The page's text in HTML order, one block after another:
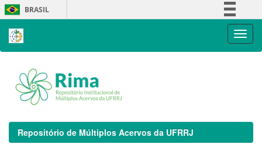
Skip
navigation
BRASIL
Repositório de Múltiplos Acervos da UFRRJ